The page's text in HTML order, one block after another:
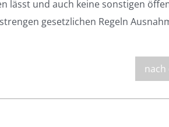
lässt und auch keine sonstigen
gesetzlichen Regeln
nach